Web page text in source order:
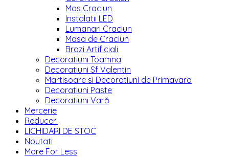
Mos Craciun
Instalatii LED
Lumanari Craciun
Masa de Craciun
Brazi Artificiali
Decoratiuni Toamna
Decoratiuni Sf Valentin
Martisoare si Decoratiuni de Primavara
Decoratiuni Paste
Decoratiuni Vară
Mercerie
Reduceri
LICHIDARI DE STOC
Noutati
More For Less